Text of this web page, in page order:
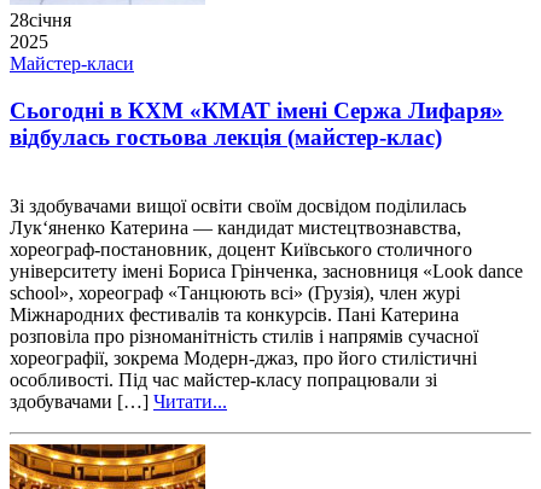
28січня
2025
Майстер-класи
Сьогодні в КХМ «КМАТ імені Сержа Лифаря»
відбулась гостьова лекція (майстер-клас)
Зі здобувачами вищої освіти своїм досвідом поділилась
Лук‘яненко Катерина — кандидат мистецтвознавства,
хореограф-постановник, доцент Київського столичного
університету імені Бориса Грінченка, засновниця «Look dance
school», хореограф «Танцюють всі» (Грузія), член журі
Міжнародних фестивалів та конкурсів. Пані Катерина
розповіла про різноманітність стилів і напрямів сучасної
хореографії, зокрема Модерн-джаз, про його стилістичні
особливості. Під час майстер-класу попрацювали зі
здобувачами […] Читати...